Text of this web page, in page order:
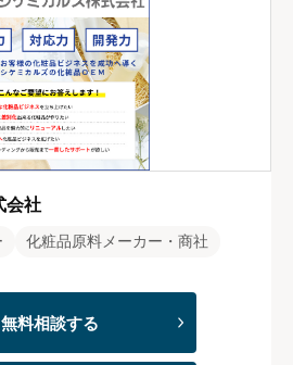
会社
化粧品原料メーカー・商社
無料相談する